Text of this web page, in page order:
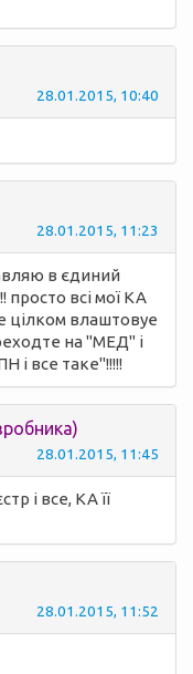
28.01.2015, 10:40
28.01.2015, 11:23
в єдиний
просто всі мої КА
цілком влаштовуе
на "МЕД" і
і все таке"!!!!!
28.01.2015, 11:45
і все, КА її
28.01.2015, 11:52